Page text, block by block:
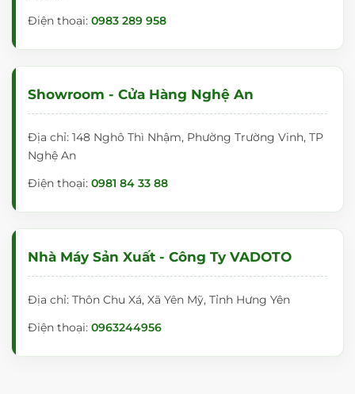
Điện thoại: 0983 289 958
Showroom - Cửa Hàng Nghệ An
Địa chỉ: 148 Nghô Thì Nhậm, Phường Trường Vinh, TP
Nghệ An
Điện thoại: 0981 84 33 88
Nhà Máy Sản Xuất - Công Ty VADOTO
Địa chỉ: Thôn Chu Xá, Xã Yên Mỹ, Tỉnh Hưng Yên
Điện thoại: 0963244956